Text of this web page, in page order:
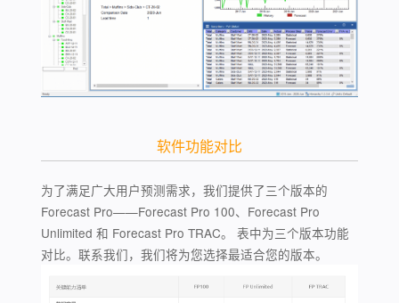
软件功能对比
为了满足广大用户预测需求，我们提供了三个版本的
Forecast Pro——Forecast Pro 100、Forecast Pro
Unlimited 和 Forecast Pro TRAC。 表中为三个版本功能
对比。联系我们，我们将为您选择最适合您的版本。